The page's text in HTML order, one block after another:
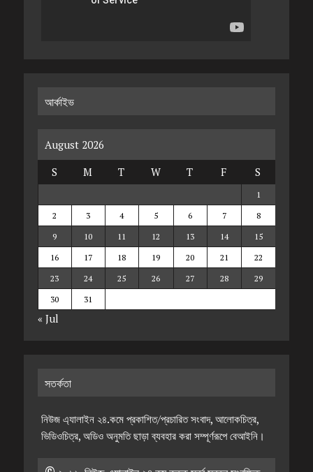
আর্কাইভ
August 2026
S
M T W T F S
1
2
3 4 5 6 7
8
9
10 11 12 13 14
15
16
17 18 19 20 21
22
23
24 25 26 27 28
29
30
31
« Jul
সতর্কতা
নিউজ এ্যালাইন ২৪.কমে প্রকাশিত/প্রচারিত সংবাদ, আলোকচিত্র,
ভিডিওচিত্র, অডিও অনুমতি ছাড়া ব্যবহার করা সম্পূর্ণরূপে বেআইনি।